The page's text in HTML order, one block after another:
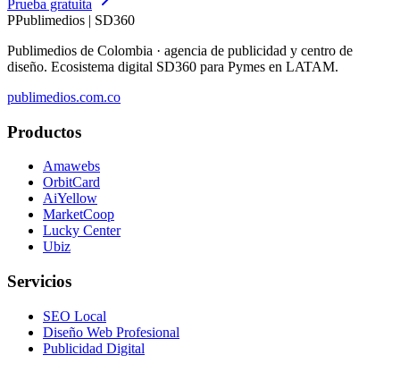
Prueba gratuita
PPublimedios | SD360
Publimedios de Colombia · agencia de publicidad y centro de
diseño. Ecosistema digital SD360 para Pymes en LATAM.
publimedios.com.co
Productos
Amawebs
OrbitCard
AiYellow
MarketCoop
Lucky Center
Ubiz
Servicios
SEO Local
Diseño Web Profesional
Publicidad Digital